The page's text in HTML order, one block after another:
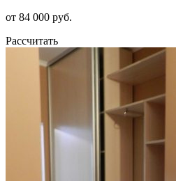
от 84 000 руб.
Рассчитать